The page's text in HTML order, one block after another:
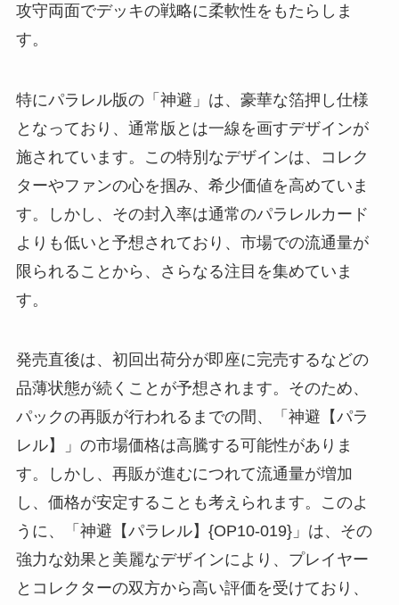
攻守両面でデッキの戦略に柔軟性をもたらしま
す。
特にパラレル版の「神避」は、豪華な箔押し仕様
となっており、通常版とは一線を画すデザインが
施されています。この特別なデザインは、コレク
ターやファンの心を掴み、希少価値を高めていま
す。しかし、その封入率は通常のパラレルカード
よりも低いと予想されており、市場での流通量が
限られることから、さらなる注目を集めていま
す。
発売直後は、初回出荷分が即座に完売するなどの
品薄状態が続くことが予想されます。そのため、
パックの再販が行われるまでの間、「神避【パラ
レル】」の市場価格は高騰する可能性がありま
す。しかし、再販が進むにつれて流通量が増加
し、価格が安定することも考えられます。このよ
うに、「神避【パラレル】{OP10-019}」は、その
強力な効果と美麗なデザインにより、プレイヤー
とコレクターの双方から高い評価を受けており、